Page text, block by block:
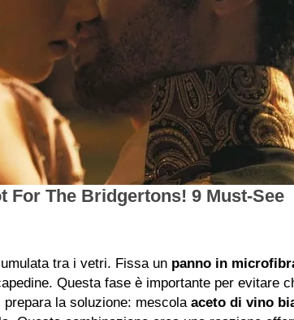
tra i vetri. Fissa un panno in
Questa fase è importante per evitare
la soluzione: mescola aceto di vino